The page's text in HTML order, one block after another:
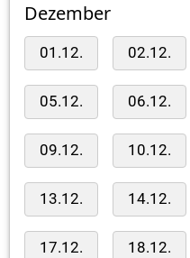
Dezember
01.12. 02.12.
05.12. 06.12.
09.12. 10.12.
13.12. 14.12.
17.12. 18.12.